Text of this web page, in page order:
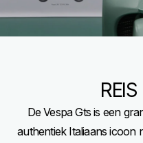
De Vespa Gts is een
authentiek Italiaans icoon